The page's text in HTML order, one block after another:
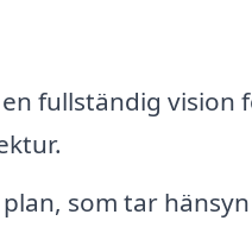
fullständig vision
som tar